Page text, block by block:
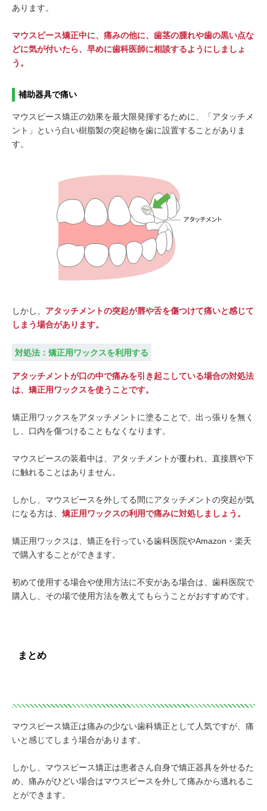
あります。
マウスピース矯正中に、痛みの他に、歯茎の腫れや歯の黒い点な
どに気が付いたら、早めに歯科医師に相談するようにしましょ
う。
補助器具で痛い
マウスピース矯正の効果を最大限発揮するために、「アタッチメ
ント」という白い樹脂製の突起物を歯に設置することがありま
す。
しかし、 アタッチメントの突起が唇や舌を傷つけて痛いと感じて
しまう場合があります。
対処法：矯正用ワックスを利用する
アタッチメントが口の中で痛みを引き起こしている場合の対処法
は、矯正用ワックスを使うことです。
矯正用ワックスをアタッチメントに塗ることで、出っ張りを無く
し、口内を傷つけることもなくなります。
マウスピースの装着中は、アタッチメントが覆われ、直接唇や下
に触れることはありません。
しかし、マウスピースを外してる間にアタッチメントの突起が気
になる方は、 矯正用ワックスの利用で痛みに対処しましょう。
矯正用ワックスは、矯正を行っている歯科医院やAmazon・楽天
で購入することができます。
初めて使用する場合や使用方法に不安がある場合は、歯科医院で
購入し、その場で使用方法を教えてもらうことがおすすめです。
まとめ
マウスピース矯正は痛みの少ない歯科矯正として人気ですが、痛
いと感じてしまう場合があります。
しかし、マウスピース矯正は患者さん自身で矯正器具を外せるた
め、痛みがひどい場合はマウスピースを外して痛みから逃れるこ
とができます。